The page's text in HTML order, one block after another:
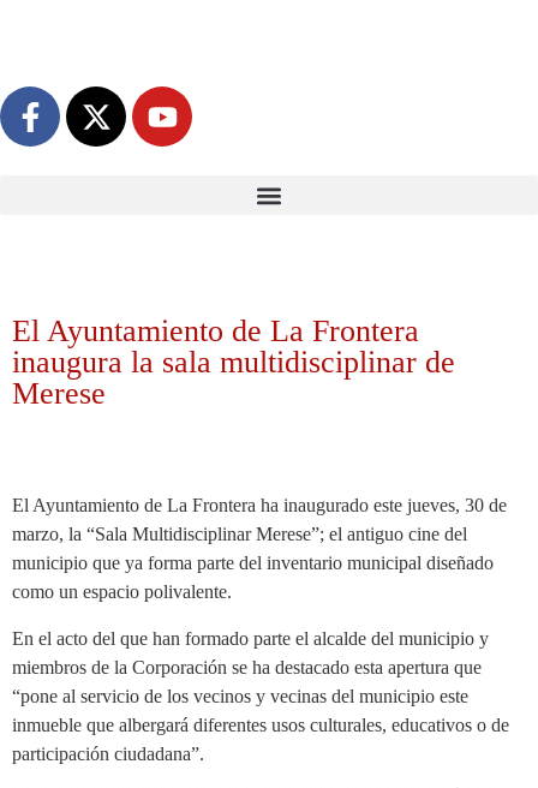
El Ayuntamiento de La Frontera
inaugura la sala multidisciplinar de
Merese
El Ayuntamiento de La Frontera ha inaugurado este jueves, 30 de
marzo, la “Sala Multidisciplinar Merese”; el antiguo cine del
municipio que ya forma parte del inventario municipal diseñado
como un espacio polivalente.
En el acto del que han formado parte el alcalde del municipio y
miembros de la Corporación se ha destacado esta apertura que
“pone al servicio de los vecinos y vecinas del municipio este
inmueble que albergará diferentes usos culturales, educativos o de
participación ciudadana”.